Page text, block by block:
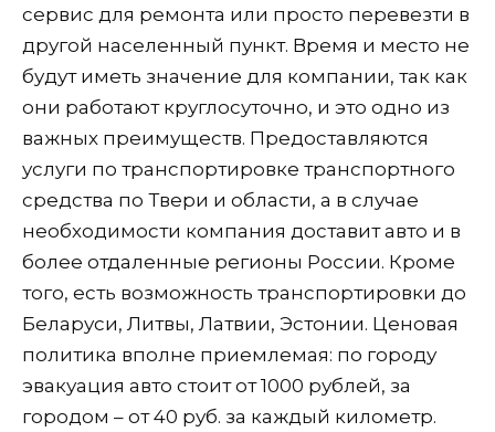
сервис для ремонта или просто перевезти в
другой населенный пункт. Время и место не
будут иметь значение для компании, так как
они работают круглосуточно, и это одно из
важных преимуществ. Предоставляются
услуги по транспортировке транспортного
средства по Твери и области, а в случае
необходимости компания доставит авто и в
более отдаленные регионы России. Кроме
того, есть возможность транспортировки до
Беларуси, Литвы, Латвии, Эстонии. Ценовая
политика вполне приемлемая: по городу
эвакуация авто стоит от 1000 рублей, за
городом – от 40 руб. за каждый километр.